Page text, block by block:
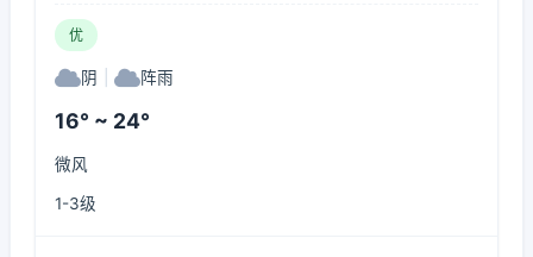
优
阴 阵雨
16° ~ 24°
微风
1-3级